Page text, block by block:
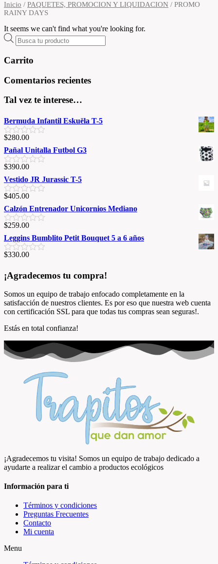
Inicio / PAQUETES, PROMOCION Y LIQUIDACION / PROMO
RAINY DAYS
It seems we can't find what you're looking for.
Búsqueda
de
Carrito
Comentarios recientes
Tal vez te interese…
Bermuda Infantil Eskuëla T-5
V
a
l
o
r
a
d
o
n
0
d
e
5
$280.00
Pañal Unitalla Futbol G3
V
a
l
o
r
a
d
o
n
0
d
$390.00
Vestido JR Jurassic T-5
V
a
l
o
r
a
d
o
0
e
5
$405.00
Calzón Entrenador Unicornios Mediano
V
a
l
o
r
d
e
n
0
d
5
$259.00
Leggins Bumblito Petit Bouquet 5 a 6 años
V
l
o
a
d
o
n
d
e
$330.00
¡Agradecemos tu compra!
Somos un equipo de trabajo enfocado completamente en la
satisfacción de nuestros clientes. Es por eso que nuestra web cuenta
con certificación SSL para que todas tus compras sean seguras!.
Estás en total confianza!
¡Agradecemos tu visita! Somos un equipo de trabajo dedicado a
ayudarte a realizar el cambio a productos ecológicos
Información para ti
Términos y condiciones
Preguntas Frecuentes
Contacto
Mi cuenta
Menu